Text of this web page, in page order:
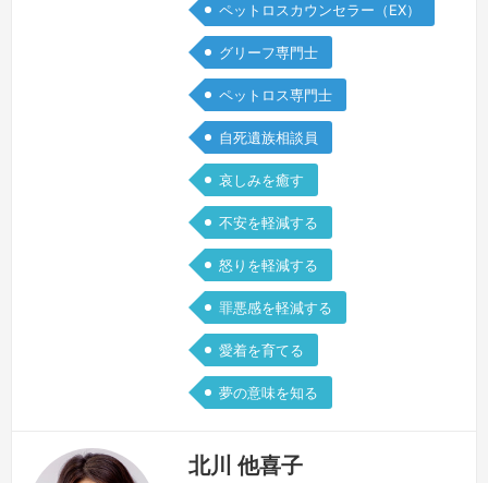
んだこと、悩み苦しんでいる姿に自分が
何も出来なかったこと。それからグリー
フを抱える一人として、様々な苦しみを
抱える方と接してきました。その中で自
身の悲しみの向き合い方も変わってきた
と感… 続きを見る »
ペットロスカウンセラー（EX）
グリーフ専門士
ペットロス専門士
自死遺族相談員
哀しみを癒す
不安を軽減する
怒りを軽減する
罪悪感を軽減する
愛着を育てる
夢の意味を知る
北川 他喜子